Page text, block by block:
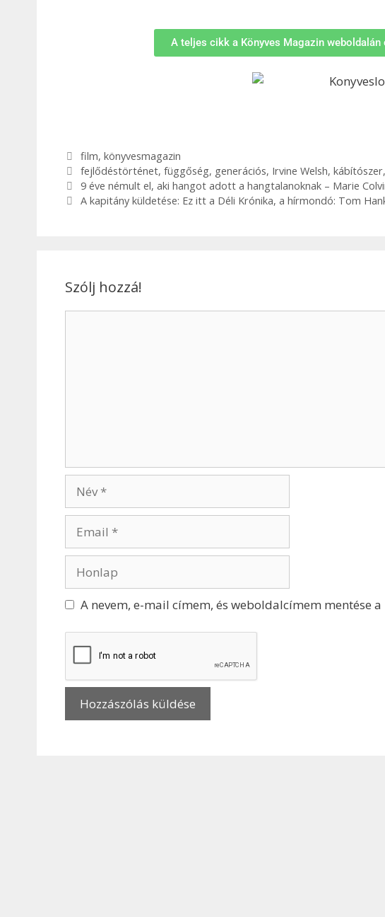
A teljes cikk a Könyves Magazin
film, könyvesmagazin
fejlődéstörténet, függőség, generációs, Irvine Welsh, kábítószer,
9 éve némult el, aki hangot adott a hangtalanoknak – Marie
A kapitány küldetése: Ez itt a Déli Krónika, a hírmondó: Tom
Szólj hozzá!
A nevem, e-mail címem, és weboldalcímem mentése